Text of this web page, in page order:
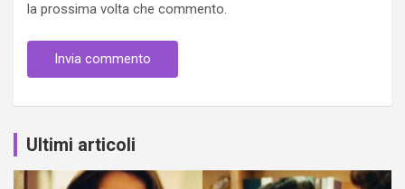
la prossima volta che commento.
Ultimi articoli